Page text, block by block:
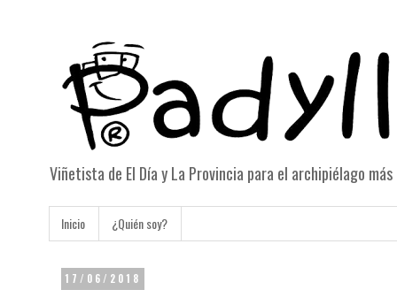
Viñetista de El Día y La Provincia para el archipiélago
Inicio ¿Quién soy?
17/06/2018